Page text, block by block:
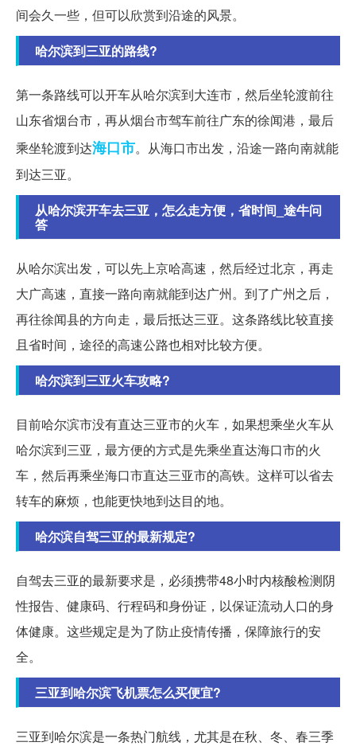
间会久一些，但可以欣赏到沿途的风景。
哈尔滨到三亚的路线?
第一条路线可以开车从哈尔滨到大连市，然后坐轮渡前往
山东省烟台市，再从烟台市驾车前往广东的徐闻港，最后
乘坐轮渡到达海口市。从海口市出发，沿途一路向南就能
到达三亚。
从哈尔滨开车去三亚，怎么走方便，省时间_途牛问
答
从哈尔滨出发，可以先上京哈高速，然后经过北京，再走
大广高速，直接一路向南就能到达广州。到了广州之后，
再往徐闻县的方向走，最后抵达三亚。这条路线比较直接
且省时间，途径的高速公路也相对比较方便。
哈尔滨到三亚火车攻略?
目前哈尔滨市没有直达三亚市的火车，如果想乘坐火车从
哈尔滨到三亚，最方便的方式是先乘坐直达海口市的火
车，然后再乘坐海口市直达三亚市的高铁。这样可以省去
转车的麻烦，也能更快地到达目的地。
哈尔滨自驾三亚的最新规定?
自驾去三亚的最新要求是，必须携带48小时内核酸检测阴
性报告、健康码、行程码和身份证，以保证流动人口的身
体健康。这些规定是为了防止疫情传播，保障旅行的安
全。
三亚到哈尔滨飞机票怎么买便宜?
三亚到哈尔滨是一条热门航线，尤其是在秋、冬、春三季